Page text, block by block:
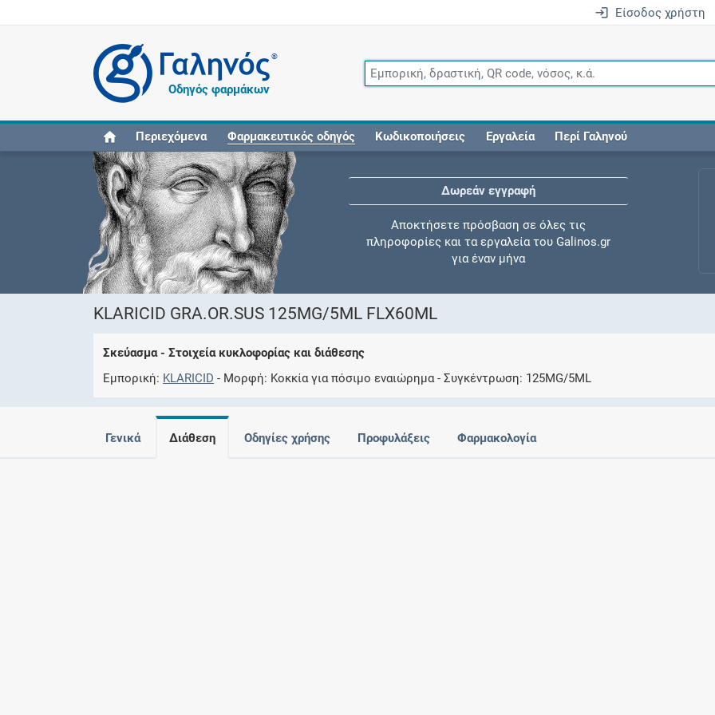
Είσοδος χρήστη
®
Οδηγός φαρμάκων
Περιεχόμενα Φαρμακευτικός οδηγός Κωδικοποιήσεις Εργαλεία Περί Γαληνού
Δωρεάν εγγραφή
Αποκτήσετε πρόσβαση σε όλες τις
πληροφορίες και τα εργαλεία του Galinos.gr
για έναν μήνα
Ελέγξτε την αγωγή σας για αντενδείξεις και
KLARICID GRA.OR.SUS 125MG/5ML FLX60ML
Σκεύασμα - Στοιχεία κυκλοφορίας και διάθεσης
Εμπορική KLARICID Μορφή Kοκκία για πόσιμο εναιώρημα Συγκέντρωση 125MG/5ML
Γενικά Διάθεση Οδηγίες χρήσης Προφυλάξεις Φαρμακολογία